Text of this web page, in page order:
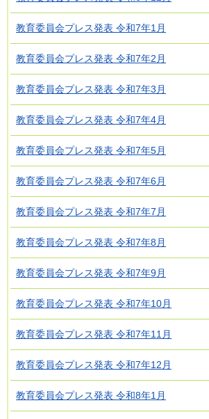
教育委員会プレス発表 令和7年1月
教育委員会プレス発表 令和7年2月
教育委員会プレス発表 令和7年3月
教育委員会プレス発表 令和7年4月
教育委員会プレス発表 令和7年5月
教育委員会プレス発表 令和7年6月
教育委員会プレス発表 令和7年7月
教育委員会プレス発表 令和7年8月
教育委員会プレス発表 令和7年9月
教育委員会プレス発表 令和7年10月
教育委員会プレス発表 令和7年11月
教育委員会プレス発表 令和7年12月
教育委員会プレス発表 令和8年1月